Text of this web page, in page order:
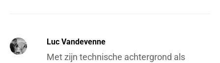
Luc Vandevenne
Met zijn technische achtergrond als